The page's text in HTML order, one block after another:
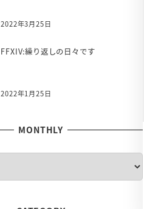
2022年3月25日
FFXIV:繰り返しの日々です
2022年1月25日
MONTHLY